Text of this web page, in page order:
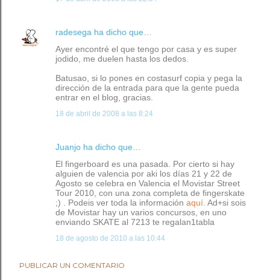
radesega ha dicho que…
Ayer encontré el que tengo por casa y es super
jodido, me duelen hasta los dedos.
Batusao, si lo pones en costasurf copia y pega la
dirección de la entrada para que la gente pueda
entrar en el blog, gracias.
18 de abril de 2008 a las 8:24
Juanjo ha dicho que…
El fingerboard es una pasada. Por cierto si hay
alguien de valencia por aki los días 21 y 22 de
Agosto se celebra en Valencia el Movistar Street
Tour 2010, con una zona completa de fingerskate
;) . Podeis ver toda la información aquí . Ad+si sois
de Movistar hay un varios concursos, en uno
enviando SKATE al 7213 te regalan1tabla
18 de agosto de 2010 a las 10:44
PUBLICAR UN COMENTARIO